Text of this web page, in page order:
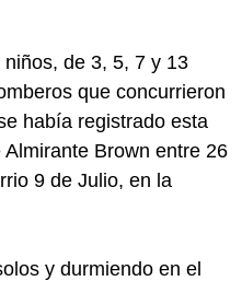
de 3, 5, 7 y 13
que concurrieron
había registrado esta
Brown entre 26
9 de Julio, en la
y durmiendo en el